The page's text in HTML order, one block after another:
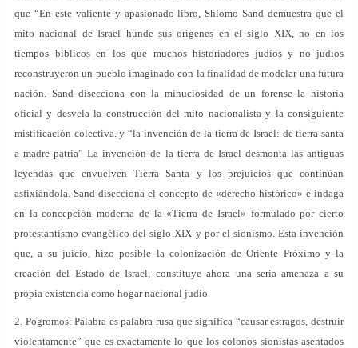
que “En este valiente y apasionado libro, Shlomo Sand demuestra que el
mito nacional de Israel hunde sus orígenes en el siglo XIX, no en los
tiempos bíblicos en los que muchos historiadores judíos y no judíos
reconstruyeron un pueblo imaginado con la finalidad de modelar una futura
nación. Sand disecciona con la minuciosidad de un forense la historia
oficial y desvela la construcción del mito nacionalista y la con­siguiente
mistificación colectiva. y “la invención de la tierra de Israel: de tierra santa
a madre patria” La invención de la tierra de Israel desmonta las antiguas
leyendas que envuelven Tierra Santa y los prejuicios que continúan
asfixiándola. Sand disecciona el concepto de «derecho histórico» e indaga
en la concepción moderna de la «Tierra de Israel» formulado por cierto
protestantismo evangélico del siglo XIX y por el sionismo. Esta invención
que, a su juicio, hizo posible la colonización de Oriente Próximo y la
creación del Estado de Israel, constituye ahora una seria amenaza a su
propia existencia como hogar nacional judío
2. Pogromos: Palabra es palabra rusa que significa “causar estragos, destruir
violentamente” que es exactamente lo que los colonos sionistas asentados